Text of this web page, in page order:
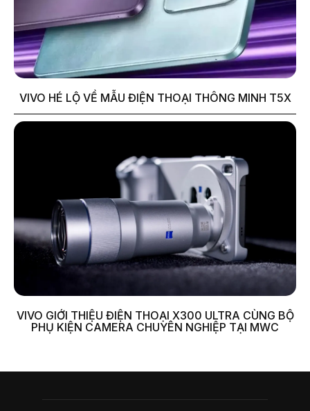
VIVO HÉ LỘ VỀ MẪU ĐIỆN THOẠI THÔNG MINH T5X
VIVO GIỚI THIỆU ĐIỆN THOẠI X300 ULTRA CÙNG BỘ
PHỤ KIỆN CAMERA CHUYÊN NGHIỆP TẠI MWC